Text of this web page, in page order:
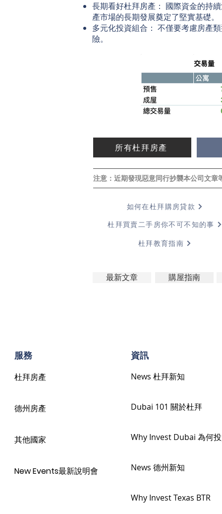
長期看好杜拜房產： 國際資金的持
產市場的長期發展奠定了堅實基礎。
多元化投資組合： 不僅要考慮房產
險。
所有杜拜房產
注意：近期發現惡意同行抄襲本公司文
如何在杜拜購房貸款
杜拜買賣二手房你不可不知的事
杜拜教育指南
最新文章 購屋指南
​服務
杜拜房產
德州房產
其他國家
New Events最新說明會
​資訊
News 杜拜新知
Dubai 101 關於杜拜
Why Invest Dubai 為何
News 德州新知
Why Invest Texas BTR